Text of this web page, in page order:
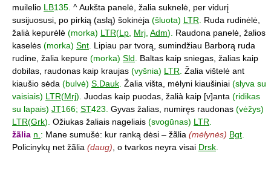
muilelio LB135. ^ Aukšta panelė, žalia suknelė, per vidurį
susijuosusi, po pirkią (aslą) šokinėja (šluota) LTR
Ruda rudinėlė,
žalià kepurėlė (morka) LTR(Lp Mrj Adm).
Raudona panelė, žalios
kaselės (morka) Snt Lipiau par tvorą, sumindžiau Barborą ruda
rudine, žalia kepure (morka) Sld
Baltas kaip sniegas, žalias kaip
dobilas, raudonas kaip kraujas (vyšnia) LTR Žalia vištelė ant
kiaušio sėda (bulvė) S.Dauk Žalia višta, mėlyni kiaušiniai (slyva su
vaisiais) LTR(Mrj). Juodas kaip puodas, žalià kaip [v]anta (ridikas
su lapais) JT166; ST423. Gyvas žalias, numiręs raudonas (vėžys)
LTR(Grk). Ožiukas žaliais nageliais (svogūnas) LTR
žãlia n. : Mane sumušė: kur ranką dėsi – žãlia (mėlynės) Bgt
Policinykų net žãlia (daug) , o tvarkos neyra visai Drsk